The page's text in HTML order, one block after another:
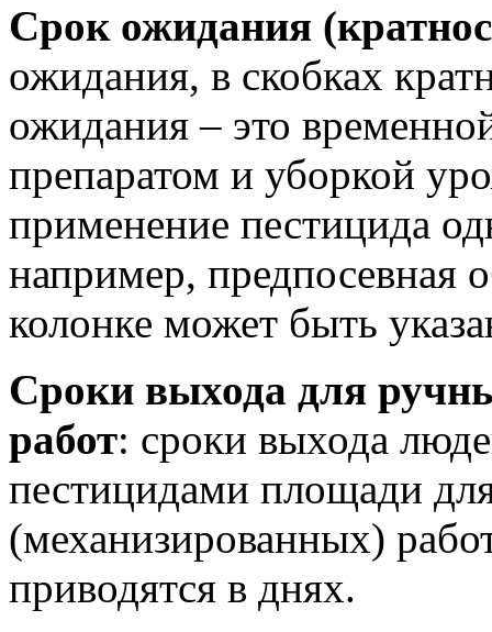
Срок ожидания
ожидания, в скобках
ожидания – это
препаратом и уборкой
применение пестицида
например, предпосевная
колонке может быть
Сроки выхода для
работ: сроки выхода
пестицидами площади
(механизированных)
приводятся в днях.